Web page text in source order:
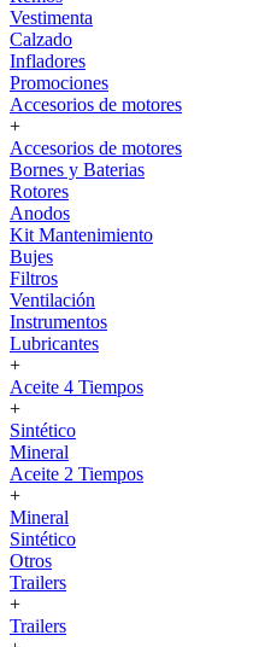
Vestimenta
Calzado
Infladores
Promociones
Accesorios de motores
+
Accesorios de motores
Bornes y Baterias
Rotores
Anodos
Kit Mantenimiento
Bujes
Filtros
Ventilación
Instrumentos
Lubricantes
+
Aceite 4 Tiempos
+
Sintético
Mineral
Aceite 2 Tiempos
+
Mineral
Sintético
Otros
Trailers
+
Trailers